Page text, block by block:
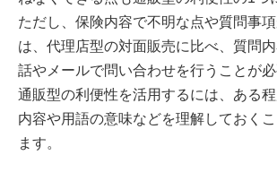
ただし、保険内容で不明な点や質問事
は、代理店型の対面販売に比べ、質問
話やメールで問い合わせを行うことが必
通販型の利便性を活用するには、ある
内容や用語の意味などを理解しておく
ます。